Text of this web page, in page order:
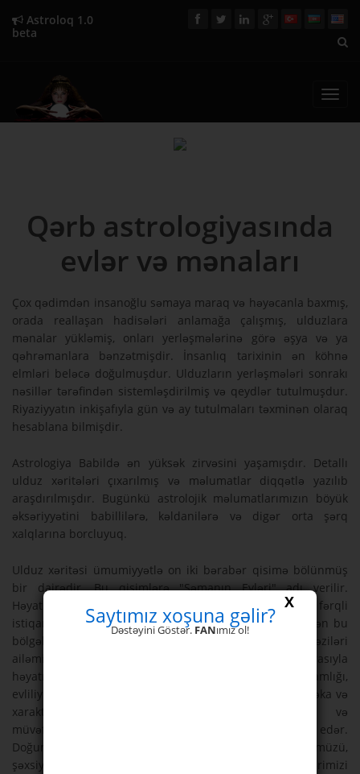
Astroloq 1.0
beta
Qərb astrologiyasında
evlər və mənaları
Çox qədimdən insanoğlu səmaya maraq və həyəcanla baxmış,
orada reallaşan hadisələri anlamağa çalışmış, ulduzlara
mənalar yükləmiş, onları yerləşmələrinə görə əşya və ya
qəhrəmanlara bənzətmişdir. İnsanlıq tarixinin ən köhnə
elmləri beləcə doğulmuşdur. Ulduzların yerləşmələri sonrakı
nəsillər tərəfindən sistemləşdirilmiş və qeydlər tutulmuşdur.
Riyaziyyatın inkişafıyla gün və ay tutulmaları təxminən olaraq
hesablana bilmişdir.
Astrologiya Babildə ən yüksək zirvəsini yaşamışdır. Detallı
ulduz xəritələri çıxarılmış və məlumatlar diqqətlə yazılıb
araşdırılmışdır. Bugünkü astrolojik məlumatlarımızın böyük
əksəriyyətini babillilərə, kəldanilərə və digər orta şərq
xalqlarına borcluyuq.
Ulduz xəritəsi ümumiyyətlə on iki bərabər qisimə bölünmüş
bir dairədir. Bu qisimlərə "Səmanın Evləri" adı verilir.
Həyatımızın fərqli sahələrini və şəxsiyyətimizin fərqli
istiqamətlərini əks etdirirlər. Planetlər kainatda gəzərkən bu
bölgələrdən yəni evlərdən keçirlər. Bəzi evlər işimizi, bəziləri
ailəmizi, bəziləri isə sağlamlığımızı təsir edir. Evlər sırasıyla
həyatı, fərdi rifahı, zənginliyi, qan bağını, uşaqları, sağlamlığı,
evliliyi və həyat müddətini, ölüm vəziyyətini və mirası, zəka və
xarakteri, həyatdakı mövqelərinizi, yoldaşlıqlar və
müvəffəqiyyətləri, düşmənləri və tərs taleyi təmsil edər.
Doğum anımızda planetlərin evlərdəki mövqeyi bürcümüzü,
şəxsiyyətimizi, zehni qabiiyyətimizi və digər xüsusiyyətlərimizi
X
Saytımız xoşuna gəlir?
Dəstəyini Göstər. FANımız ol!